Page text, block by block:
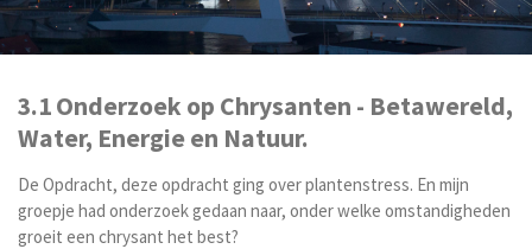
3.1 Onderzoek op Chrysanten - Betawereld,
Water, Energie en Natuur.
De Opdracht, deze opdracht ging over plantenstress. En mijn
groepje had onderzoek gedaan naar, onder welke omstandigheden
groeit een chrysant het best?